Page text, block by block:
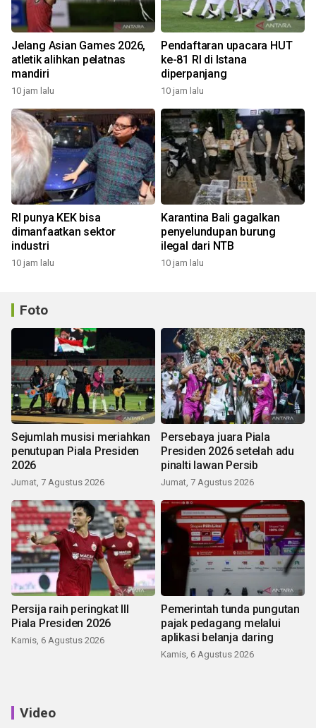
Jelang Asian Games 2026,
atletik alihkan pelatnas
mandiri
10 jam lalu
Pendaftaran upacara HUT
ke-81 RI di Istana
diperpanjang
10 jam lalu
RI punya KEK bisa
dimanfaatkan sektor
industri
10 jam lalu
Karantina Bali gagalkan
penyelundupan burung
ilegal dari NTB
10 jam lalu
Foto
Sejumlah musisi meriahkan
penutupan Piala Presiden
2026
Jumat, 7 Agustus 2026
Persebaya juara Piala
Presiden 2026 setelah adu
pinalti lawan Persib
Jumat, 7 Agustus 2026
Persija raih peringkat III
Piala Presiden 2026
Kamis, 6 Agustus 2026
Pemerintah tunda pungutan
pajak pedagang melalui
aplikasi belanja daring
Kamis, 6 Agustus 2026
Video